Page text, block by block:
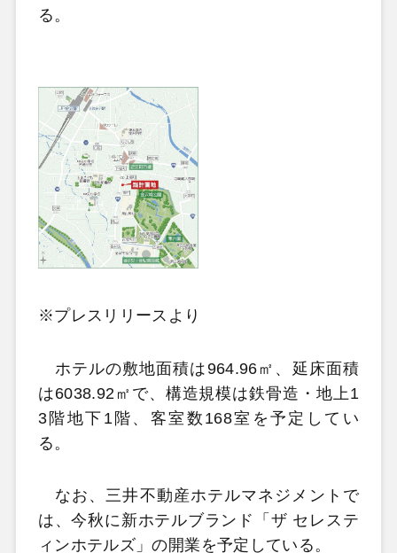
る。
※プレスリリースより
ホテルの敷地面積は964.96㎡、延床面積
は6038.92㎡で、構造規模は鉄骨造・地上1
3階地下1階、客室数168室を予定してい
る。
なお、三井不動産ホテルマネジメントで
は、今秋に新ホテルブランド「ザ セレステ
ィンホテルズ」の開業を予定している。